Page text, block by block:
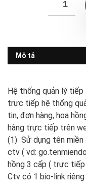
Mô tả
Hệ thống quản lý
trực tiếp hệ thống
tin, đơn hàng, hoa
hàng trực tiếp trên
(1) Sử dụng tên miền
ctv ( vd:
hồng 3 cấp ( trực tiếp
Ctv có 1 bio-link riêng